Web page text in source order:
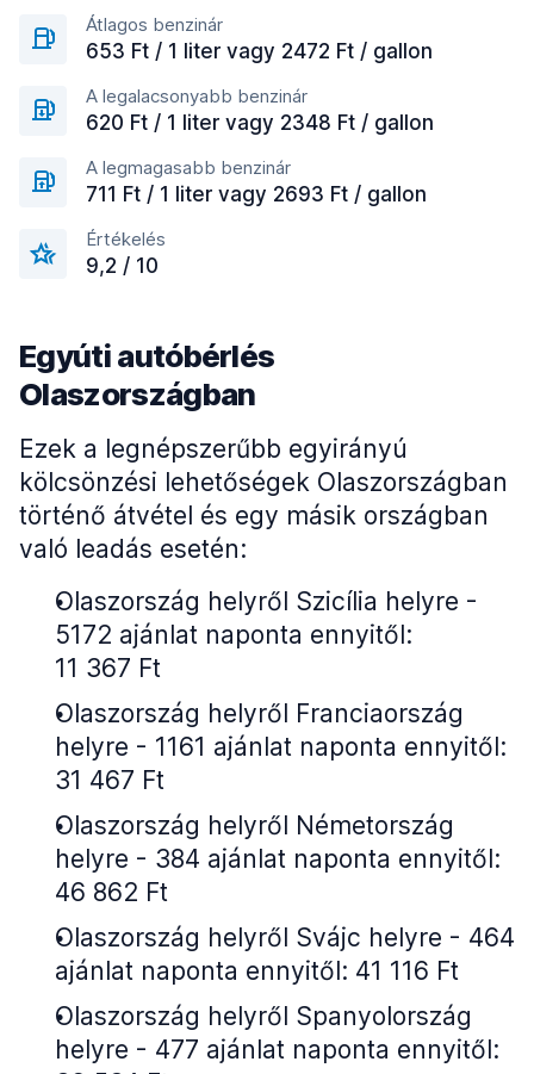
Átlagos benzinár
653 Ft / 1 liter vagy 2472 Ft / gallon
A legalacsonyabb benzinár
620 Ft / 1 liter vagy 2348 Ft / gallon
A legmagasabb benzinár
711 Ft / 1 liter vagy 2693 Ft / gallon
Értékelés
9,2 / 10
Egyúti autóbérlés
Olaszországban
Ezek a legnépszerűbb egyirányú
kölcsönzési lehetőségek Olaszországban
történő átvétel és egy másik országban
való leadás esetén:
Olaszország helyről Szicília helyre -
5172 ajánlat naponta ennyitől:
11 367 Ft
Olaszország helyről Franciaország
helyre - 1161 ajánlat naponta ennyitől:
31 467 Ft
Olaszország helyről Németország
helyre - 384 ajánlat naponta ennyitől:
46 862 Ft
Olaszország helyről Svájc helyre - 464
ajánlat naponta ennyitől: 41 116 Ft
Olaszország helyről Spanyolország
helyre - 477 ajánlat naponta ennyitől: